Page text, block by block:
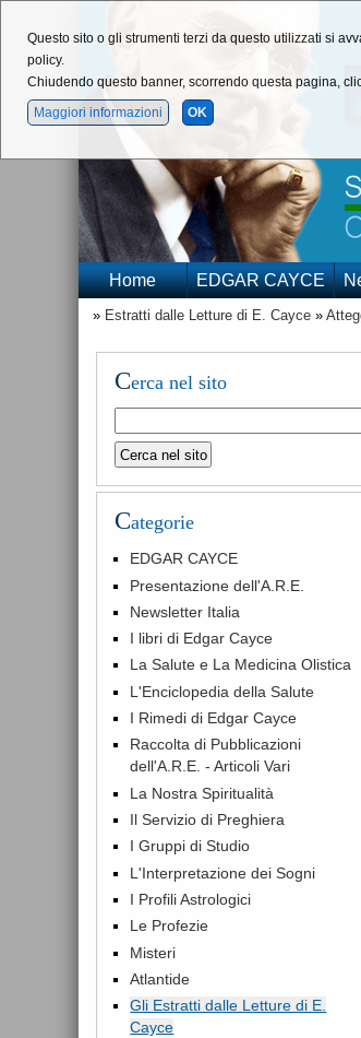
Home EDGAR CAYCE
» Estratti dalle Letture di E. Cayce »
Cerca nel sito
Categorie
EDGAR CAYCE
Presentazione dell'A.R.E.
Newsletter Italia
I libri di Edgar Cayce
La Salute e La Medicina Olistica
L'Enciclopedia della Salute
I Rimedi di Edgar Cayce
Raccolta di Pubblicazioni
dell'A.R.E. - Articoli Vari
La Nostra Spiritualità
Il Servizio di Preghiera
I Gruppi di Studio
L'Interpretazione dei Sogni
I Profili Astrologici
Le Profezie
Misteri
Atlantide
Gli Estratti dalle Letture di E.
Cayce
Questo sito o gli strumenti terzi da questo utilizzati si
policy.
Chiudendo questo banner, scorrendo questa pagina,
Maggiori informazioni
OK